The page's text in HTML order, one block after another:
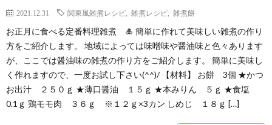
2021.12.31 関東風雑煮レシピ 雑煮レシピ 雑煮餅
お正月に食べる定番料理雑煮 🎍 簡単に作れて美味しい雑煮の作り
方をご紹介します。 地域によっては味噌味や醤油味と色々あります
が、ここでは醤油味の雑煮の作り方をご紹介します。 簡単に美味し
く作れますので、一度お試し下さい(^^)/ 【材料】 お餅 3個 ★かつ
お出汁 ２５０ｇ ★薄口醤油 １５ｇ ★本みりん ５ｇ ★食塩
0.1ｇ 鶏モモ肉 ３６ｇ ※１２ｇ×3カン しめじ １８ｇ […]